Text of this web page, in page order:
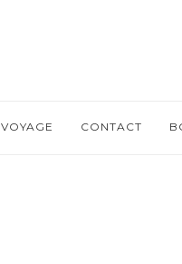
VOYAGE CONTACT